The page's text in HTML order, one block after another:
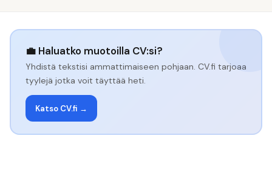
💼 Haluatko muotoilla CV:si?
Yhdistä tekstisi ammattimaiseen pohjaan. CV.fi tarjoaa
tyylejä jotka voit täyttää heti.
Katso CV.fi →